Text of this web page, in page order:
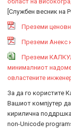
[Службен весник на
Преземи
Преземи Анекс
Преземи
минималниот
овластените
За да го користите
Вашиот компјутер
кирилична
non-Unicode